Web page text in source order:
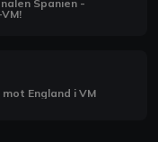
Spanien -
England i VM